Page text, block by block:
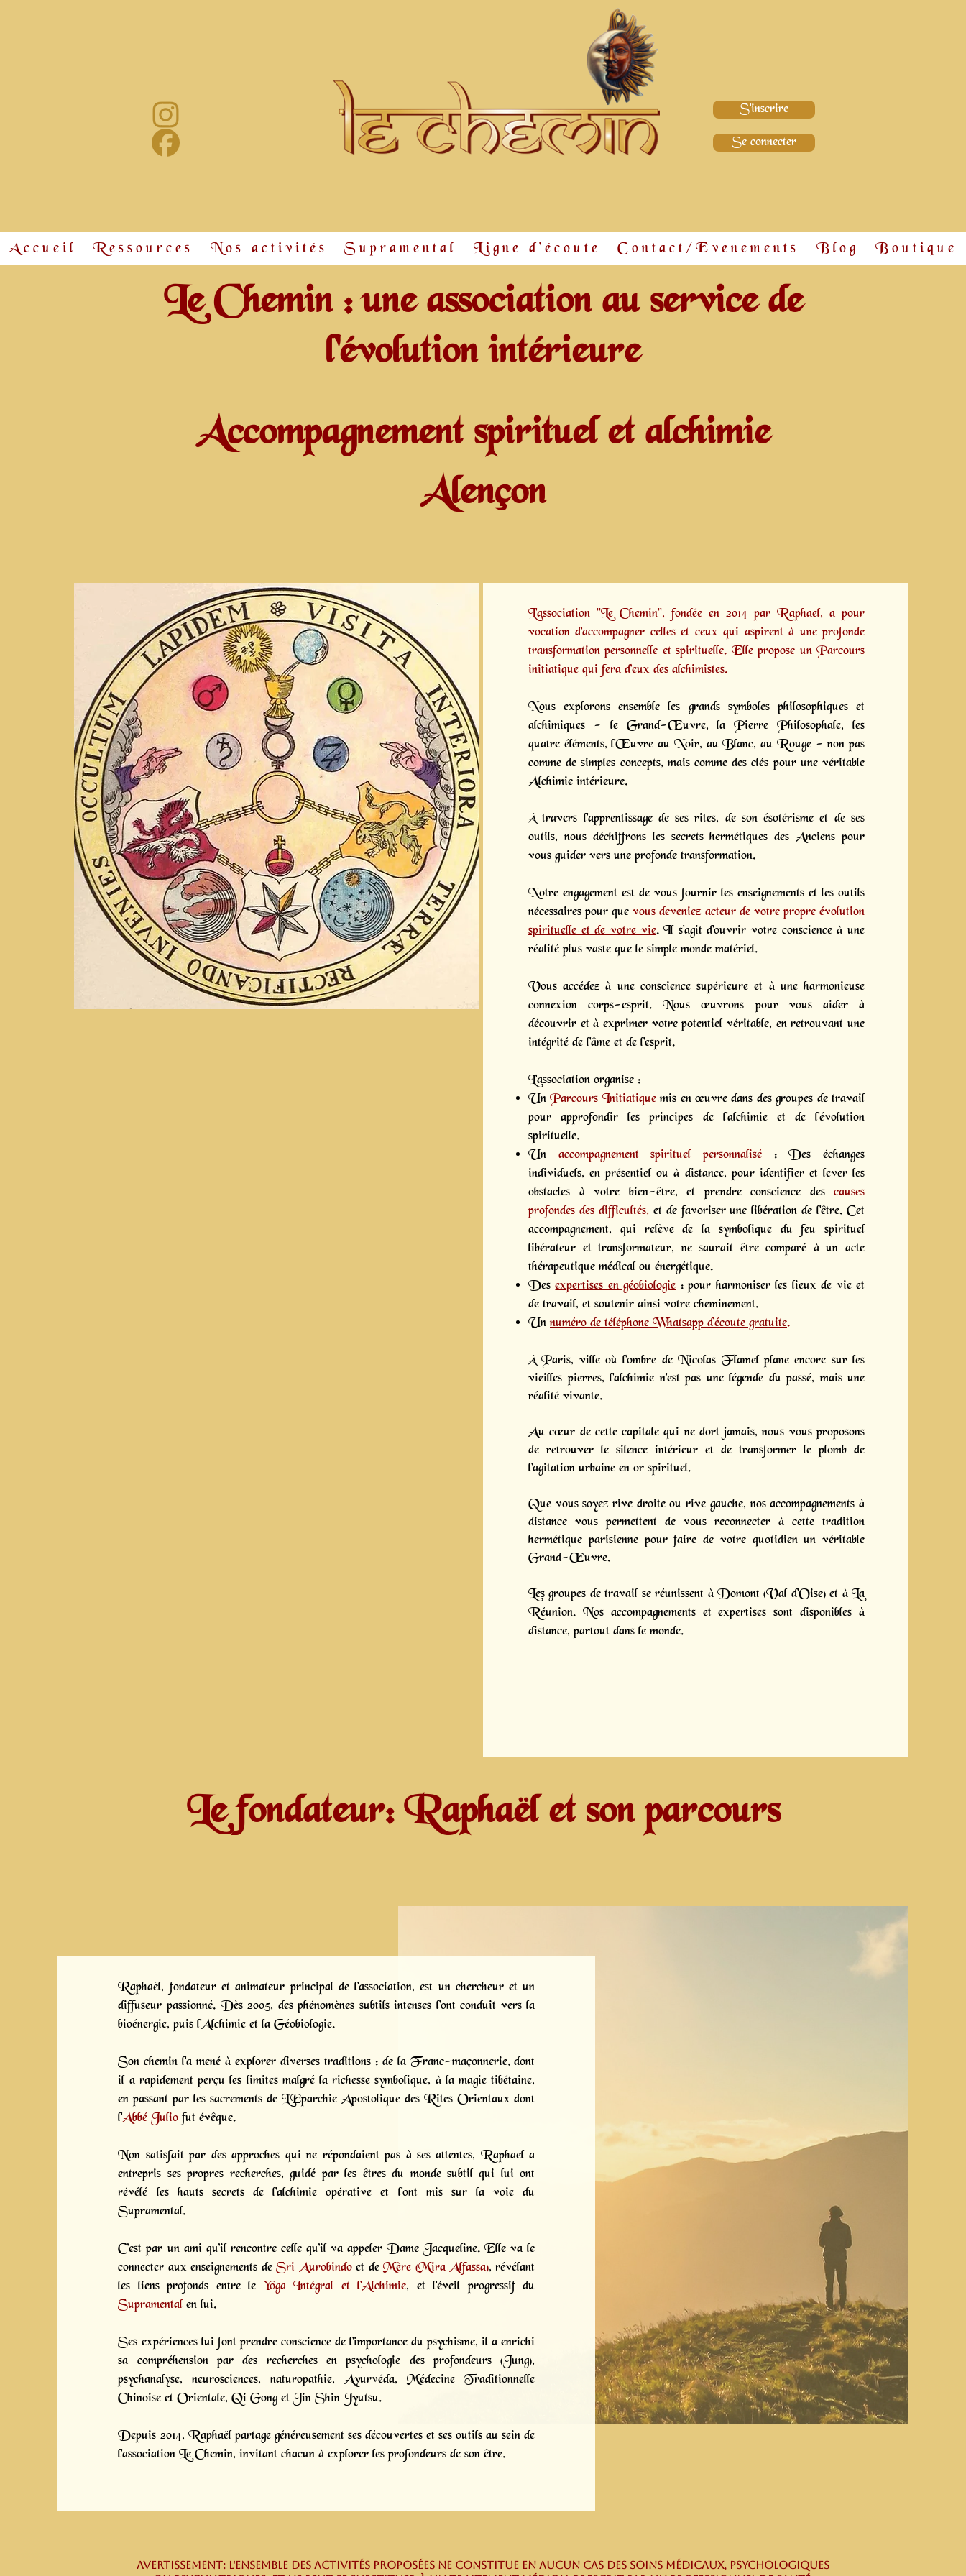
S'inscrire
Se connecter
Accueil Ressources Nos activités Supramental Ligne d'écoute Contact/Evenements Blog Boutique
Le Chemin : une association au service de
l'évolution intérieure
Accompagnement spirituel et alchimie
Alençon
L'association "Le Chemin", fondée en 2014 par Raphaël, a pour
vocation d'accompagner celles et ceux qui aspirent à une profonde
transformation personnelle et spirituelle. Elle propose unParcours
initiatique qui fera d’eux des alchimistes.
Nous explorons ensemble les grands symboles philosophiques et
alchimiques - le Grand-Œuvre, la Pierre Philosophale, les
quatre éléments, l'Œuvre au Noir, au Blanc, au Rouge - non pas
comme de simples concepts, mais comme des clés pour une véritable
Alchimie intérieure.
À travers l'apprentissage de ses rites, de son ésotérisme et de ses
outils, nous déchiffrons les secrets hermétiques des Anciens pour
vous guider vers une profonde transformation.
Notre engagement est de vous fournir les enseignements et les outils
nécessaires pour quevous deveniez acteur de votre propre évolution
spirituelle et de votre vie.Il s'agit d'ouvrir votre conscience à une
réalité plus vaste que le simple monde matériel.
Vous accédez à une conscience supérieure et à une harmonieuse
connexion corps-esprit. Nous œuvrons pour vous aider à
découvrir et à exprimer votre potentiel véritable, en retrouvant une
intégrité de l'âme et de l'esprit.
L’association organise :
UnParcours Initiatique mis en œuvre dans des groupes de travail
pour approfondir les principes de l'alchimie et de l'évolution
spirituelle.
Unaccompagnement spirituel personnalisé
: Des échanges
individuels, en présentiel ou à distance, pour identifier et lever les
obstacles à votre bien-être, et prendre conscience des causes
profondes des difficultés, et de favoriser une libération de l'être. Cet
accompagnement, qui relève de la symbolique du feu spirituel
libérateur et transformateur, ne saurait être comparé à un acte
thérapeutique médical ou énergétique.
Desexpertises en géobiologie: pour harmoniser les lieux de vie et
de travail, et soutenir ainsi votre cheminement.
Un numéro de téléphone Whatsapp d’écoute gratuite.
À Paris, ville où l’ombre de Nicolas Flamel plane encore sur les
vieilles pierres, l'alchimie n'est pas une légende du passé, mais une
réalité vivante.
Au cœur de cette capitale qui ne dort jamais, nous vous proposons
de retrouver le silence intérieur et de transformer le plomb de
l'agitation urbaine en or spirituel.
Que vous soyez rive droite ou rive gauche, nos accompagnements à
distance vous permettent de vous reconnecter à cette tradition
hermétique parisienne pour faire de votre quotidien un véritable
Grand-Œuvre.
Les groupes de travail se réunissent à Domont (Val d'Oise) et à La
Réunion. Nos accompagnements et expertises sont disponibles à
distance, partout dans le monde.
Le fondateur: Raphaël et son parcours
Raphaël, fondateur et animateur principal de l'association, est un chercheur et un
diffuseur passionné. Dès 2005, des phénomènes subtils intenses l'ont conduit vers la
bioénergie, puis l'Alchimie et la Géobiologie.
Son chemin l'a mené à explorer diverses traditions : de la Franc-maçonnerie, dont
il a rapidement perçu les limites malgré la richesse symbolique, à la magie tibétaine,
en passant par les sacrements de L'Eparchie Apostolique des Rites Orientaux dont
l'Abbé Julio fut évêque.
Non satisfait par des approches qui ne répondaient pas à ses attentes, Raphaël a
entrepris ses propres recherches, guidé par les êtres du monde subtil qui lui ont
révélé les hauts secrets de l'alchimie opérative et l'ont mis sur la voie du
Supramental.
C’est par un ami qu’il rencontre celle qu’il va appeler Dame Jacqueline. Elle va le
connecter aux enseignements deSri Aurobindoet de Mère (Mira Alfassa), révélant
les liens profonds entre le Yoga Intégral et l'Alchimie, et l'éveil progressif du
Supramental en lui.
Ses expériences lui font prendre conscience de l'importance du psychisme, il a enrichi
sa compréhension par des recherches en psychologie des profondeurs (Jung),
psychanalyse, neurosciences, naturopathie, Ayurvéda, Médecine Traditionnelle
Chinoise et Orientale, Qi Gong et Jin Shin Jyutsu.
Depuis 2014, Raphaël partage généreusement ses découvertes et ses outils au sein de
l'association Le Chemin, invitant chacun à explorer les profondeurs de son être.
AVERTISSEMENT: L'ensemble des ACTIVITÉS proposées ne constitue en aucun cas des soins médicaux, PSYCHOLOGIQUES